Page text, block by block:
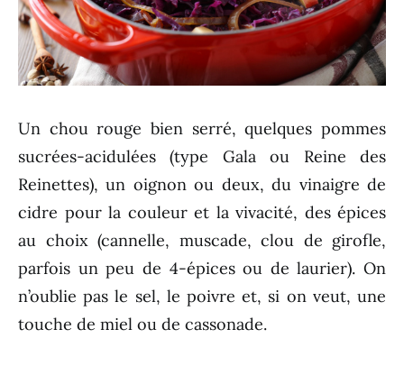
Un chou rouge bien serré, quelques pommes
sucrées-acidulées (type Gala ou Reine des
Reinettes), un oignon ou deux, du vinaigre de
cidre pour la couleur et la vivacité, des épices
au choix (cannelle, muscade, clou de girofle,
parfois un peu de 4-épices ou de laurier). On
n’oublie pas le sel, le poivre et, si on veut, une
touche de miel ou de cassonade.